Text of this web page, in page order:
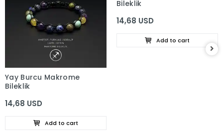
Yay Burcu Makrome
Bileklik
14,68 USD
Add to cart
Bileklik
14,68 USD
Add to cart